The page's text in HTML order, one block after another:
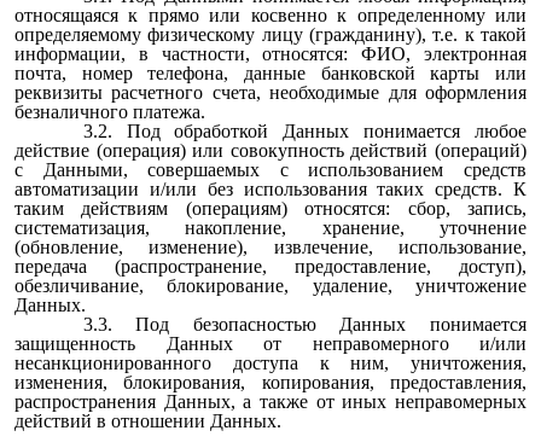
относящаяся к прямо или косвенно к определенному или
определяемому физическому лицу (гражданину), т.е. к такой
информации, в частности, относятся: ФИО, электронная
почта, номер телефона, данные банковской карты или
реквизиты расчетного счета, необходимые для оформления
безналичного платежа.
3.2. Под обработкой Данных понимается любое
действие (операция) или совокупность действий (операций)
с Данными, совершаемых с использованием средств
автоматизации и/или без использования таких средств. К
таким действиям (операциям) относятся: сбор, запись,
систематизация, накопление, хранение, уточнение
(обновление, изменение), извлечение, использование,
передача (распространение, предоставление, доступ),
обезличивание, блокирование, удаление, уничтожение
Данных.
3.3. Под безопасностью Данных понимается
защищенность Данных от неправомерного и/или
несанкционированного доступа к ним, уничтожения,
изменения, блокирования, копирования, предоставления,
распространения Данных, а также от иных неправомерных
действий в отношении Данных.